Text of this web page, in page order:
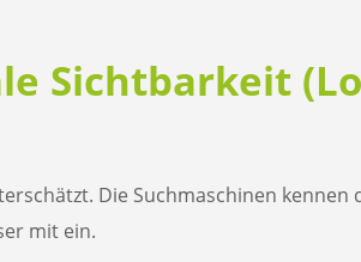
Sichtbarkeit
Die Suchmaschinen
mit ein.